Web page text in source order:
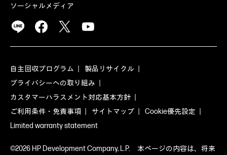
ソーシャルメディア
自主回収プログラム
製品リサイクル
プライバシーへの取り組み
カスタマーハラスメント対応基本方針
ご利用条件・免責事項
サイトマップ
Cookie優先設定
Limited warranty statement
©2026 HP Development Company, L.P. 本ページの内容は、将来